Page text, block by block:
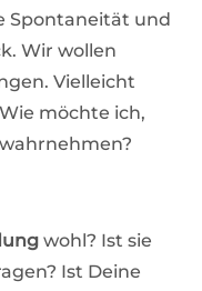
Spontaneität und
Wir wollen
Vielleicht
möchte ich,
wohl? Ist sie
Ist Deine